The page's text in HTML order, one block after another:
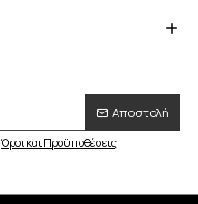
Αποστολή
Όροι και Προϋποθέσεις